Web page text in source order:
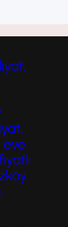
bir
birçok
deneyimi
eve